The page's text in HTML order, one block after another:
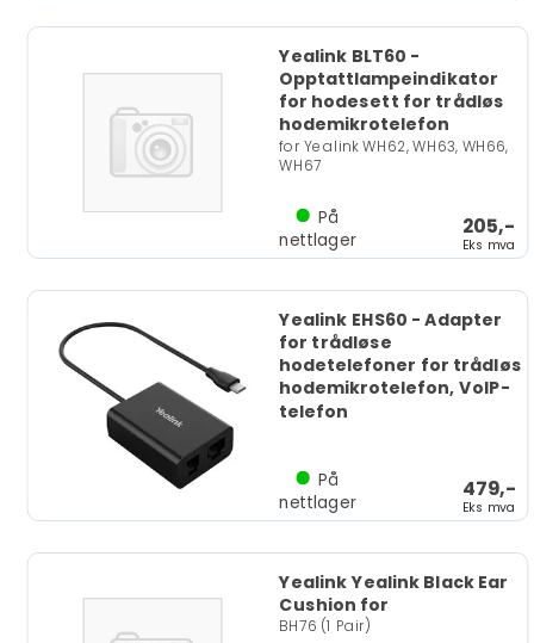
Yealink BLT60 -
Opptattlampeindikator
for hodesett for trådløs
hodemikrotelefon
for Yealink WH62, WH63, WH66,
WH67
205,-
Eks mva
På
nettlager
Yealink EHS60 - Adapter
for trådløse
hodetelefoner for trådløs
hodemikrotelefon, VoIP-
telefon
479,-
Eks mva
På
nettlager
Yealink Yealink Black Ear
Cushion for
BH76 (1 Pair)